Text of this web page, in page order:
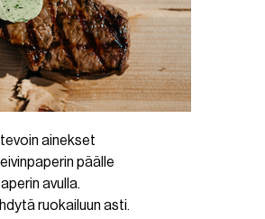
ainekset
päälle
avulla.
ruokailuun asti.